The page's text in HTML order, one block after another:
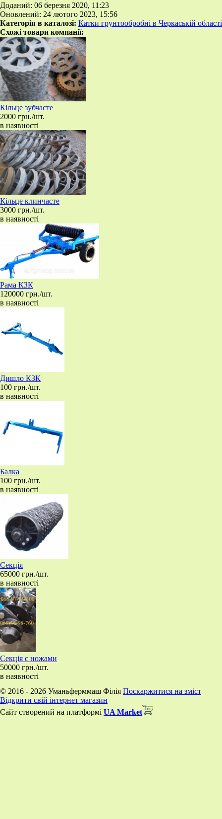
Доданий: 06 березня 2020, 11:23
Оновлений: 24 лютого 2023, 15:56
Категорія в каталозі: Катки грунтообробні в Черкаській області
Схожі товари компанії:
Кільце зубчасте
2000 грн./шт.
в наявності
Кільце клинчасте
3000 грн./шт.
в наявності
Рама КЗК
120000 грн./шт.
в наявності
Дишло КЗК
100 грн./шт.
в наявності
Балка
100 грн./шт.
в наявності
Секція
65000 грн./шт.
в наявності
Секція с ножами
50000 грн./шт.
в наявності
© 2016 - 2026 Уманьферммаш Філія Поскаржитися на зміст
Відкрити свій інтернет магазин
Сайт створений на платформі UA Market